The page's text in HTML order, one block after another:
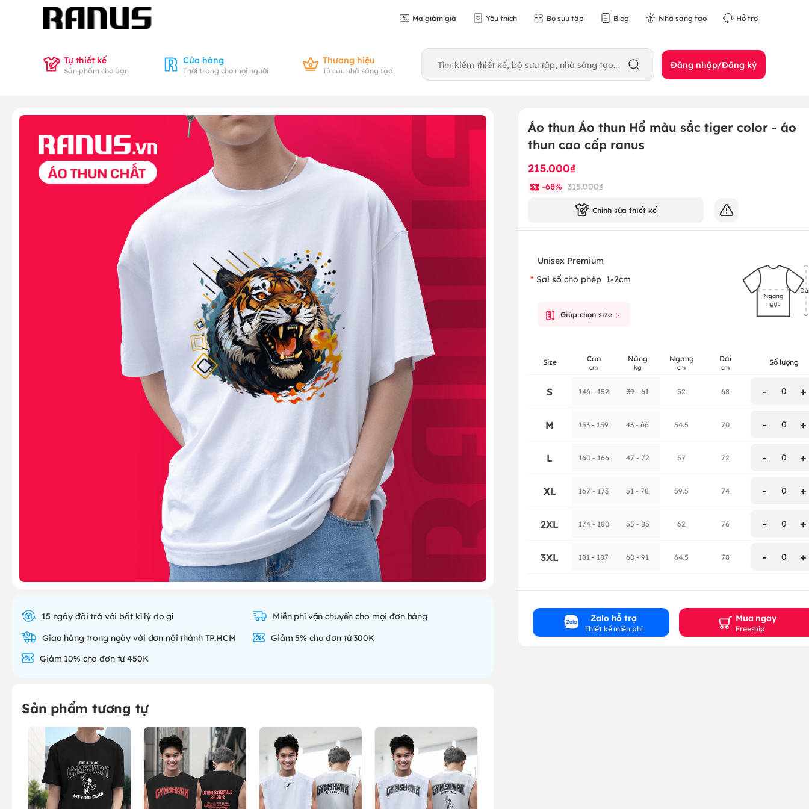
Mã giảm giá Yêu thích Bộ sưu tập Blog Nhà sáng tạo Hỗ trợ
Tự thiết kế
Sản phẩm cho bạn
Cửa hàng
Thời trang cho mọi người
Thương hiệu
Từ các nhà sáng tạo Đăng nhập/Đăng ký
15 ngày đổi trả với bất kì lý do gì
Miễn phí vận chuyển cho mọi đơn hàng
Giao hàng trong ngày với đơn nội thành TP.HCM
Giảm 5% cho đơn từ 300K
Giảm 10% cho đơn từ 450K
Sản phẩm tương tự
Áo thun Áo thun Hổ màu sắc tiger color - áo
thun cao cấp ranus
215.000₫
-68% 315.000₫
Chỉnh sửa thiết kế
Unisex Premium
Sai số cho phép 1-2cm
Giúp chọn size
Size Cao
cm
Nặng
kg
Ngang
cm
Dài
cm Số lượng
S 146 - 152 39 - 61 52 68 - 0 +
M 153 - 159 43 - 66 54.5 70 - 0 +
L 160 - 166 47 - 72 57 72 - 0 +
XL 167 - 173 51 - 78 59.5 74 - 0 +
2XL 174 - 180 55 - 85 62 76 - 0 +
3XL 181 - 187 60 - 91 64.5 78 - 0 +
Zalo hỗ trợ
Thiết kế miễn phí
Mua ngay
Freeship